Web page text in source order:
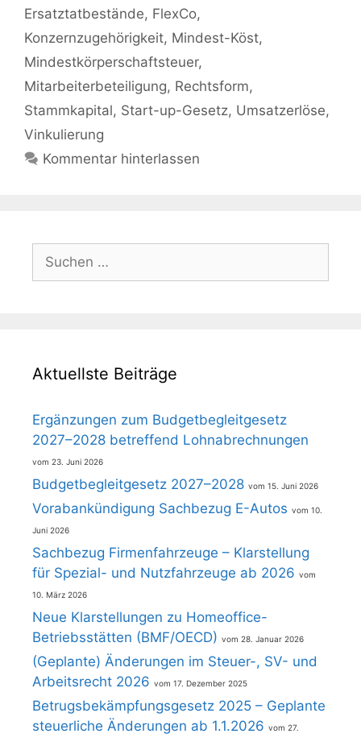
Ersatztatbestände, FlexCo,
Konzernzugehörigkeit, Mindest-Köst,
Mindestkörperschaftsteuer,
Mitarbeiterbeteiligung, Rechtsform,
Stammkapital, Start-up-Gesetz, Umsatzerlöse,
Vinkulierung
Kommentar hinterlassen
Suchen
nach:
Aktuellste Beiträge
Ergänzungen zum Budgetbegleitgesetz
2027–2028 betreffend Lohnabrechnungen
23. Juni 2026
Budgetbegleitgesetz 2027–2028 15. Juni 2026
Vorabankündigung Sachbezug E-Autos 10.
Juni 2026
Sachbezug Firmenfahrzeuge – Klarstellung
für Spezial- und Nutzfahrzeuge ab 2026
10. März 2026
Neue Klarstellungen zu Homeoffice-
Betriebsstätten (BMF/OECD)
28. Januar 2026
(Geplante) Änderungen im Steuer-, SV- und
Arbeitsrecht 2026
17. Dezember 2025
Betrugsbekämpfungsgesetz 2025 – Geplante
steuerliche Änderungen ab 1.1.2026
27.